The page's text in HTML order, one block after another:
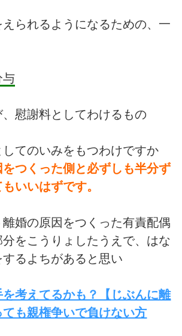
られるようになるための、一
与
慰謝料としてわけるもの
てのいみをもつわけですか
つくった側と必ずしも半分ず
いいはずです。
婚の原因をつくった有責配偶
をこうりょしたうえで、はな
するよちがあると思い
考えてるかも？【じぶんに離
も親権争いで負けない方